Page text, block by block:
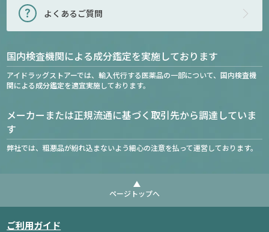
よくあるご質問
国内検査機関による成分鑑定を実施しております
アイドラッグストアーでは、輸入代行する医薬品の一部について、国内検査機
関による成分鑑定を適宜実施しております。
メーカーまたは正規流通に基づく取引先から調達していま
す
弊社では、粗悪品が紛れ込まないよう細心の注意を払って運営しております。
ページトップへ
ご利用ガイド